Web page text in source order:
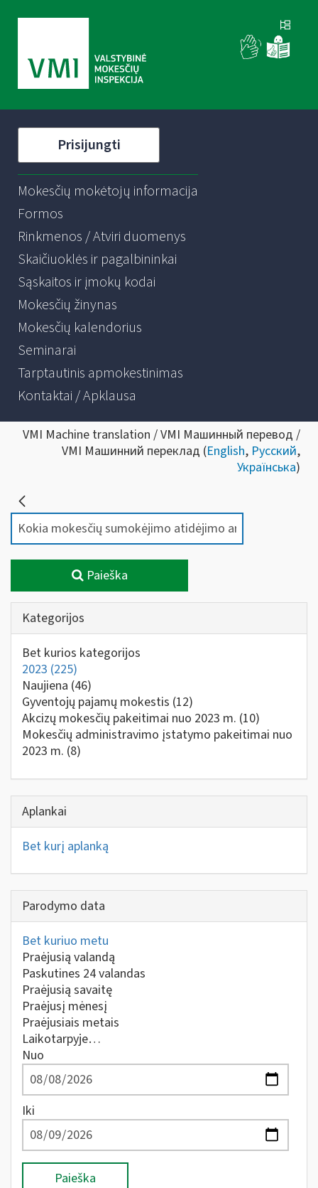
Prisijungti
Mokesčių mokėtojų informacija
Formos
Rinkmenos / Atviri duomenys
Skaičiuoklės ir pagalbininkai
Sąskaitos ir įmokų kodai
Mokesčių žinynas
Mokesčių kalendorius
Seminarai
Tarptautinis apmokestinimas
Kontaktai / Apklausa
VMI Machine translation / VMI Машинный перевод /
VMI Машинний переклад (English, Русский,
Українська)
Paieška
Kategorijos
Bet kurios kategorijos
2023 (225)
Naujiena (46)
Gyventojų pajamų mokestis (12)
Akcizų mokesčių pakeitimai nuo 2023 m. (10)
Mokesčių administravimo įstatymo pakeitimai nuo
2023 m. (8)
Aplankai
Bet kurį aplanką
Parodymo data
Bet kuriuo metu
Praėjusią valandą
Paskutines 24 valandas
Praėjusią savaitę
Praėjusį mėnesį
Praėjusiais metais
Laikotarpyje…
Nuo
Iki
Paieška